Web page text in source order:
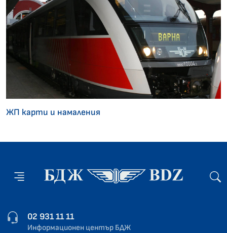
ЖП карти и намаления
02 931 11 11
Информационен център БДЖ